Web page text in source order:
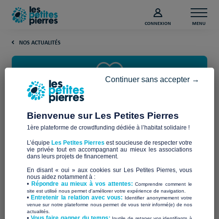
CONNEXION MENU
NOS ACTUALITÉS
Déposez votre pierre lors du
Giving Tuesday 2023
Giving Tuesdayest de retour !
mouvement mondial qui célèbre et encourage la générosité,
l’engagement et la solidarité à travers le monde. C’est
pourquoi Les Petites Pierresapprécietout
Bienvenue sur Les Petites Pierres
1ère plateforme de crowdfunding dédiée à l’habitat solidaire !
L’équipe Les Petites Pierres est soucieuse de respecter votre
vie privée tout en accompagnant au mieux les associations
dans leurs projets de financement.
En disant « oui » aux cookies sur Les Petites Pierres, vous
nous aidez notamment à :
• Répondre au mieux à vos attentes:Comprendre comment le
site est utilisé nous permet d'améliorer votre expérience de navigation.
•Entretenir la relation avec vous: Identifier anonymement votre
venue sur notre plateforme nous permet de vous tenir informé(e) de nos
actualités.
Continuer sans accepter →